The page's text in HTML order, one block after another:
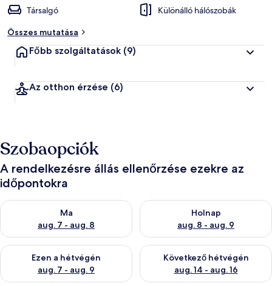
Társalgó
Különálló hálószobák
Összes mutatása
Főbb szolgáltatások (9)
Az otthon érzése (6)
Szobaopciók
A rendelkezésre állás ellenőrzése ezekre az
időpontokra
Ma
aug. 7 - aug. 8
A ma esti rendelkezésre állás ellenőrzése: aug. 7 - aug. 8
Holnap
aug. 8 - aug. 9
A holnapi rendelkezésre állás
Ezen a hétvégén
aug. 7 - aug. 9
A mostani hétvégi rendelkezésre állás ellenőrzése: aug. 7 -
Következő hétvégén
aug. 14 - aug. 16
A következő hétvégi